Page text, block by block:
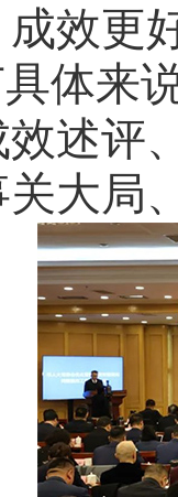
效更
体来
述评
大局